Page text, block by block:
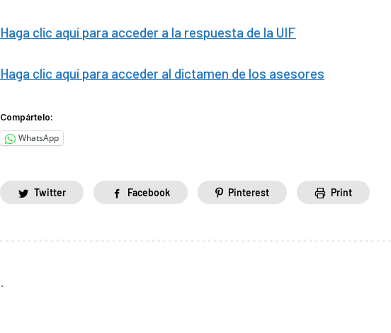
Haga clic aquí para acceder a la respuesta de la UIF
Haga clic aquí para acceder al dictamen de los asesores
Compártelo:
WhatsApp
Twitter Facebook Pinterest Print
.